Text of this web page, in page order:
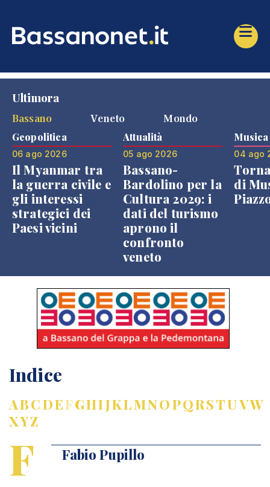
Ultimora
Bassano
Veneto Mondo
Geopolitica
06 ago 2026
Il Myanmar tra
la guerra civile e
gli interessi
strategici dei
Paesi vicini
Attualità
05 ago 2026
Bassano-
Bardolino per la
Cultura 2029: i
dati del turismo
aprono il
confronto
veneto
Musica
04 ago
di
Indice
ABCDEFGHIJKLMNOPQRSTUVW
XYZ
F Fabio Pupillo